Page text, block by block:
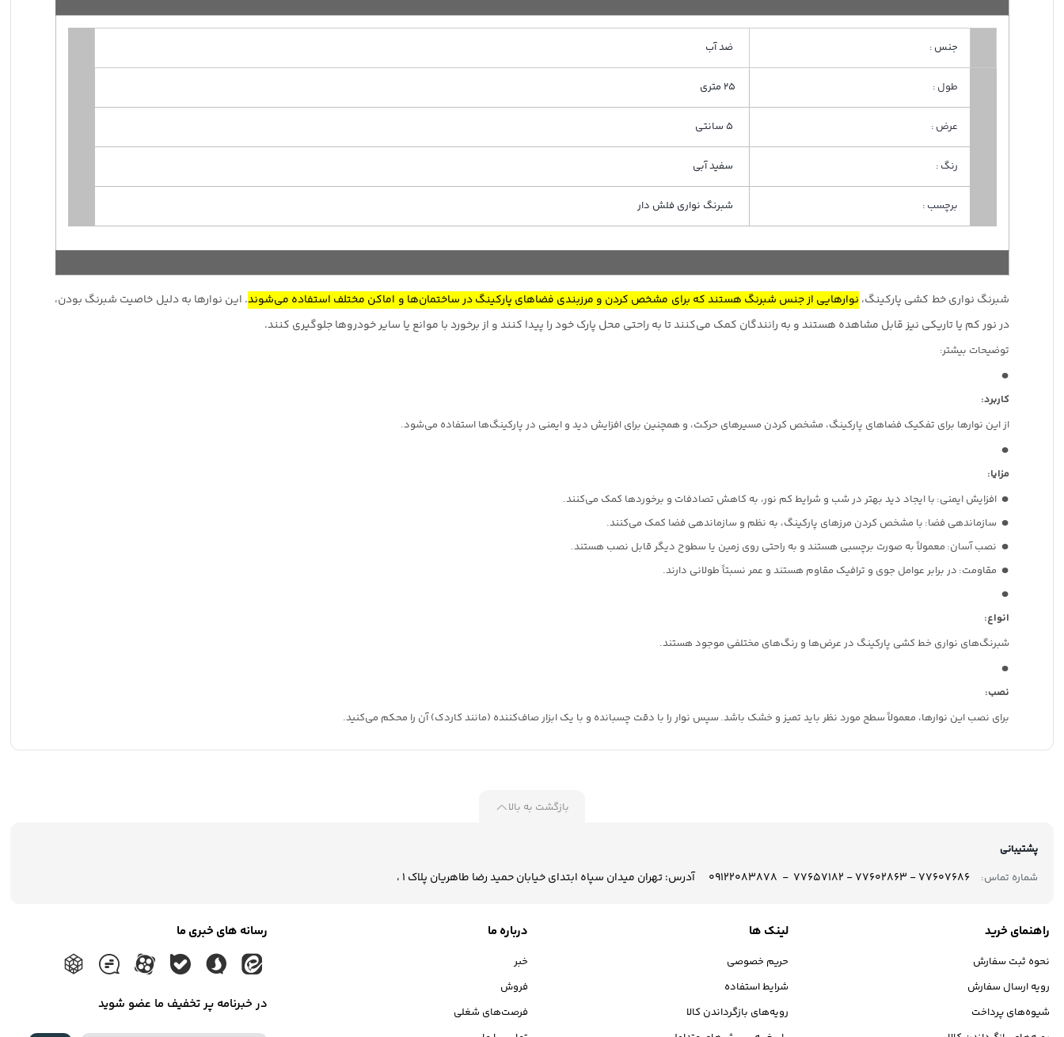
جنس : ضد آب
طول :
عرض :
رنگ : سفید آبی
برچسب : شبرنگ نواری فلش دار
شبرنگ نواری خط کشی پارکینگ، نوارهایی از جنس شبرنگ هستند که برای مشخص کردن و مرزبندی فضاهای پارکینگ در ساختمان‌ها و اماکن مختلف استفاده می‌شوند. این نوارها به دلیل خاصیت شبرنگ بودن،
در نور کم یا تاریکی نیز قابل مشاهده هستند و به رانندگان کمک می‌کنند تا به راحتی محل پارک خود را پیدا کنند و از برخورد با موانع یا سایر خودروها جلوگیری کنند.
توضیحات بیشتر:
کاربرد:
از این نوارها برای تفکیک فضاهای پارکینگ، مشخص کردن مسیرهای حرکت، و همچنین برای افزایش دید و ایمنی در پارکینگ‌ها استفاده می‌شود.
مزایا:
افزایش ایمنی: با ایجاد دید بهتر در شب و شرایط کم نور، به کاهش تصادفات و برخوردها کمک می‌کنند.
سازماندهی فضا: با مشخص کردن مرزهای پارکینگ، به نظم و سازماندهی فضا کمک می‌کنند.
نصب آسان: معمولاً به صورت برچسبی هستند و به راحتی روی زمین یا سطوح دیگر قابل نصب هستند.
مقاومت: در برابر عوامل جوی و ترافیک مقاوم هستند و عمر نسبتاً طولانی دارند.
انواع:
شبرنگ‌های نواری خط کشی پارکینگ در عرض‌ها و رنگ‌های مختلفی موجود هستند.
نصب:
برای نصب این نوارها، معمولاً سطح مورد نظر باید تمیز و خشک باشد. سپس نوار را با دقت چسبانده و با یک ابزار صاف‌کننده (مانند کاردک) آن را محکم می‌کنید.
بازگشت به بالا
پشتیبانی
شماره تماس:
77607686 - 77602863 - 77657182 - 09122083878 آدرس: تهران میدان سپاه ابتدای خیابان حمید رضا طاهریان پلاک 1 ،
راهنمای خرید
نحوه ثبت سفارش
رویه ارسال سفارش
شیوه‌های پرداخت
لینک ها
حریم خصوصی
شرایط استفاده
رویه‌های بازگرداندن کالا
درباره ما
خبر
فروش
فرصت‌های شغلی
رسانه های خبری ما
در خبرنامه پر تخفیف ما عضو شوید